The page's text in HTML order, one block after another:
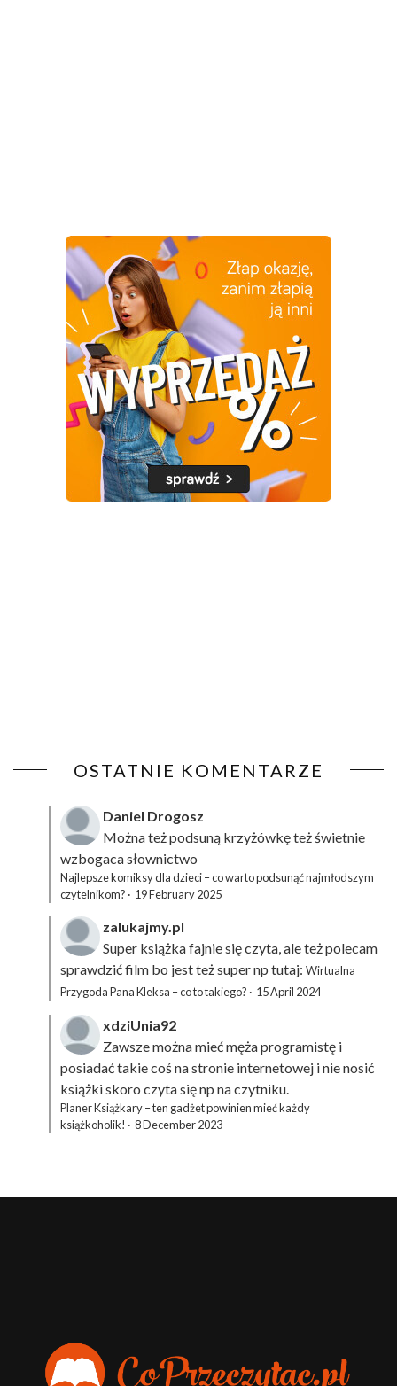
OSTATNIE KOMENTARZE
Daniel Drogosz
Można też podsuną krzyżówkęteż świetnie
wzbogaca słownictwo
Najlepsze komiksy dla dzieci – co warto podsunąć najmłodszym
czytelnikom? · 19 February 2025
zalukajmy.pl
Super książka fajnie się czyta, ale też polecam
sprawdzić film bo jest też super np tutaj: Wirtualna
Przygoda Pana Kleksa – co to takiego? · 15 April 2024
xdziUnia92
Zawsze można mieć męża programistę i
posiadać takie coś na stronie internetowej i nie nosić
książki skoro czyta się np na czytniku.
Planer Książkary – ten gadżet powinien mieć każdy
książkoholik! · 8 December 2023